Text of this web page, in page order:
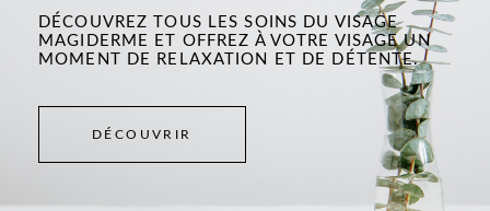
DÉCOUVREZ TOUS LES SOINS DU VISAGE
MAGIDERME ET OFFREZ À VOTRE VISAGE UN
MOMENT DE RELAXATION ET DE DÉTENTE.
DÉCOUVRIR